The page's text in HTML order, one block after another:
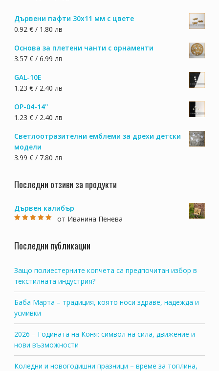
page
Дървени пафти 30х11 мм с цвете
0.92 € / 1.80 лв
Основа за плетени чанти с орнаменти
3.57 € / 6.99 лв
GAL-10E
1.23 € / 2.40 лв
OP-04-14''
1.23 € / 2.40 лв
Светлоотразителни емблеми за дрехи детски
модели
3.99 € / 7.80 лв
Последни отзиви за продукти
Дървен калибър
от Иванина Пенева
Последни публикации
Защо полиестерните копчета са предпочитан избор в
текстилната индустрия?
Баба Марта – традиция, която носи здраве, надежда и
усмивки
2026 – Годината на Коня: символ на сила, движение и
нови възможности
Коледни и новогодишни празници – време за топлина,